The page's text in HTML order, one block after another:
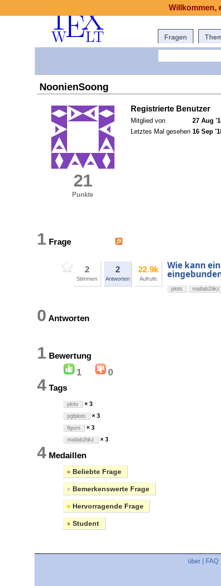
Fragen
NoonienSoong
21
Punkte
Registrierte Benutzer
Mitglied von
27 Aug
Letztes Mal gesehen 16 Sep
1 Frage
2
Stimmen
2
Antworten
22.9k
Aufrufe
Wie kann
plots matlab2tikz
0 Antworten
1 Bewertung
1 0
4 Tags
plots × 3
pgfplots × 3
figure × 3
matlab2tikz × 3
4 Medaillen
● Beliebte Frage
● Bemerkenswerte Frage
● Hervorragende Frage
● Student
über FAQ
Willkommen,